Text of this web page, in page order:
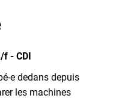
f - CDI
e dedans depuis
les machines